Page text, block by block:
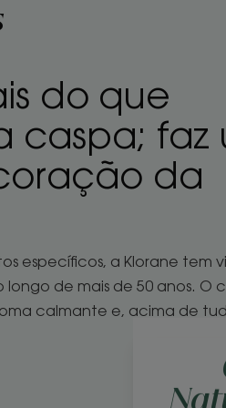
do que
caspa; faz
da
específicos, a Klorane tem
de mais de 50 anos. O
calmante e, acima de